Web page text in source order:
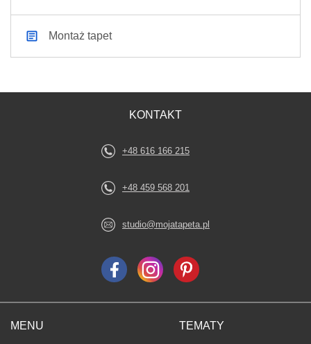
Montaż tapet
MENU TEMATY
KONTAKT
+48 616 166 215
+48 459 568 201
studio@mojatapeta.pl